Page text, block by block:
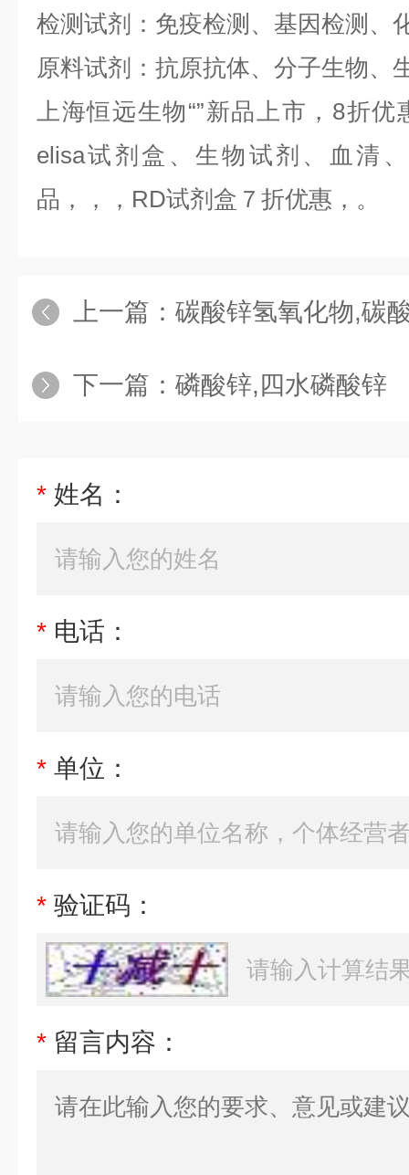
检测试剂：免疫检测、基因检测、
原料试剂：抗原抗体、分子生物、
上海恒远生物“”新品上市，8折优
elisa试剂盒、生物试剂、血清
品，，，RD试剂盒７折优惠，。
上一篇： 碳酸锌氢氧化物,碳
下一篇： 磷酸锌,四水磷酸锌
* 姓名：
* 电话：
* 单位：
* 验证码：
* 留言内容：